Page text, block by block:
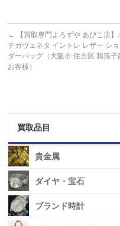
←
【買取専門よろずや あびこ店】
テガヴェネタ イントレ レザー シ
ダーバッグ（大阪市 住吉区 我孫子
お客様）
買取品目
貴金属
ダイヤ・宝石
ブランド時計